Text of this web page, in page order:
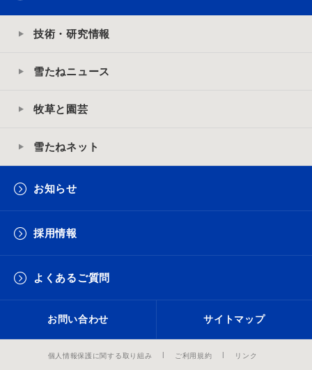
技術・研究情報
雪たねニュース
牧草と園芸
雪たねネット
お知らせ
採用情報
よくあるご質問
お問い合わせ サイトマップ
個人情報保護に関する取り組み ご利用規約 リンク